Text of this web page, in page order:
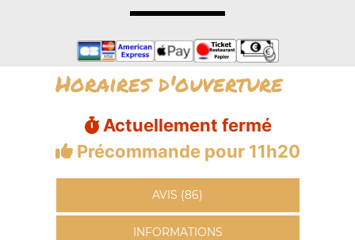
Horaires d'ouverture
Actuellement fermé
Précommande pour 11h20
AVIS (86)
INFORMATIONS